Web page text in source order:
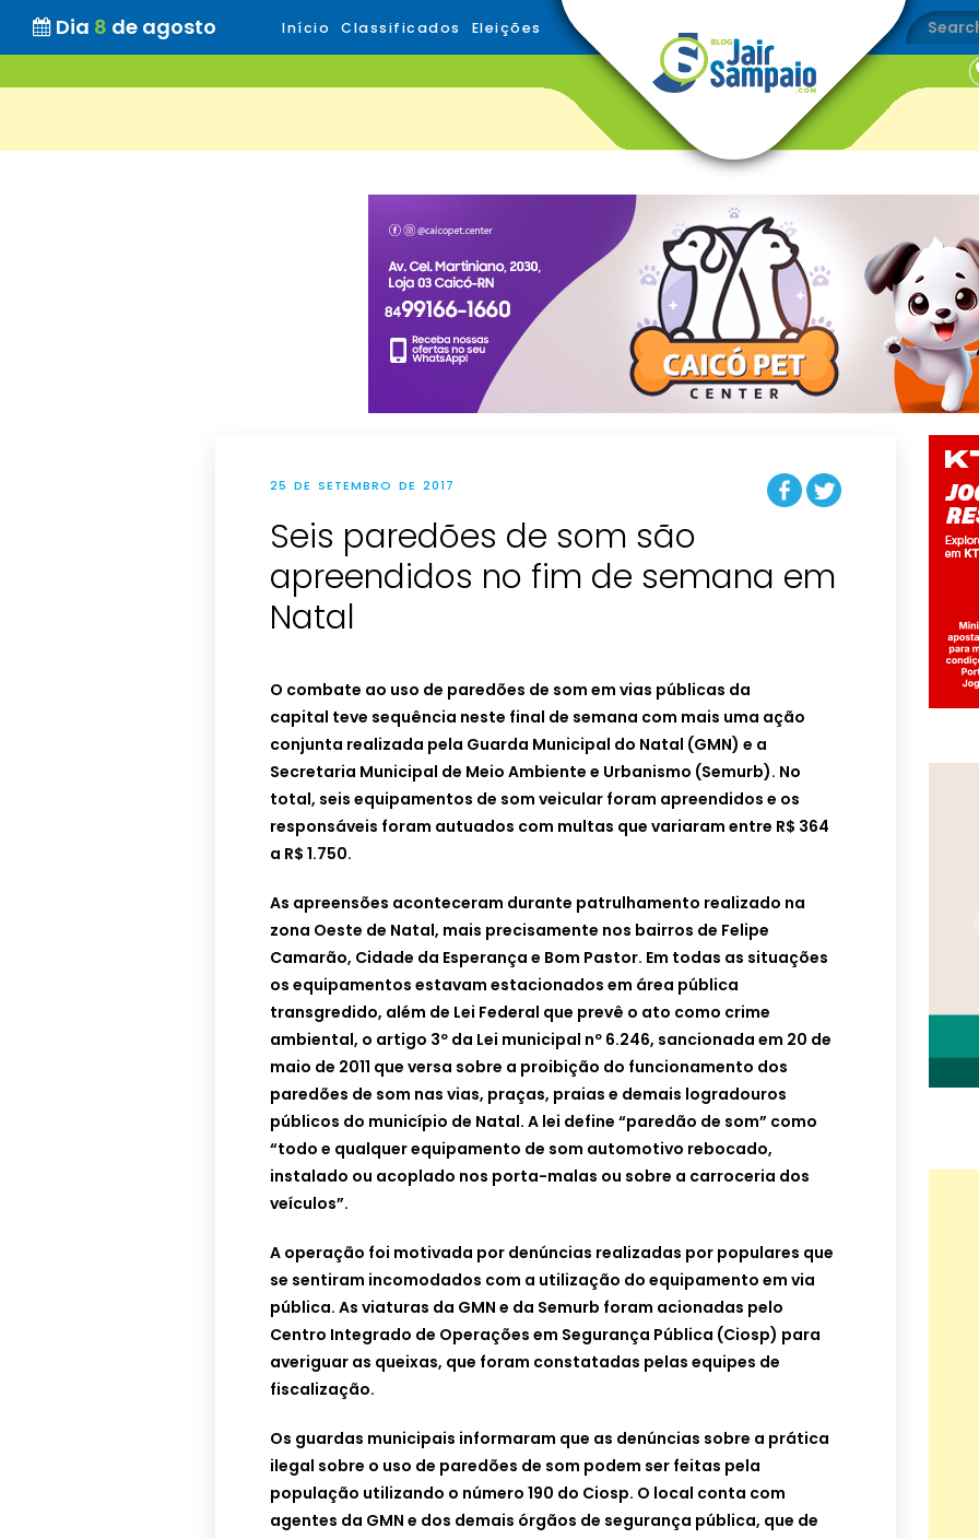
Dia 8 de agosto Início Classificados Eleições
25 DE SETEMBRO DE 2017
Seis paredões de som são
apreendidos no fim de semana em
Natal
O combate ao uso de paredões de som em vias públicas da
capital teve sequência neste final de semana com mais uma ação
conjunta realizada pela Guarda Municipal do Natal (GMN) e a
Secretaria Municipal de Meio Ambiente e Urbanismo (Semurb). No
total, seis equipamentos de som veicular foram apreendidos e os
responsáveis foram autuados com multas que variaram entre R$ 364
a R$ 1.750.
As apreensões aconteceram durante patrulhamento realizado na
zona Oeste de Natal, mais precisamente nos bairros de Felipe
Camarão, Cidade da Esperança e Bom Pastor. Em todas as situações
os equipamentos estavam estacionados em área pública
transgredido, além de Lei Federal que prevê o ato como crime
ambiental, o artigo 3º da Lei municipal nº 6.246, sancionada em 20 de
maio de 2011 que versa sobre a proibição do funcionamento dos
paredões de som nas vias, praças, praias e demais logradouros
públicos do município de Natal. A lei define “paredão de som” como
“todo e qualquer equipamento de som automotivo rebocado,
instalado ou acoplado nos porta-malas ou sobre a carroceria dos
veículos”.
A operação foi motivada por denúncias realizadas por populares que
se sentiram incomodados com a utilização do equipamento em via
pública. As viaturas da GMN e da Semurb foram acionadas pelo
Centro Integrado de Operações em Segurança Pública (Ciosp) para
averiguar as queixas, que foram constatadas pelas equipes de
fiscalização.
Os guardas municipais informaram que as denúncias sobre a prática
ilegal sobre o uso de paredões de som podem ser feitas pela
população utilizando o número 190 do Ciosp. O local conta com
agentes da GMN e dos demais órgãos de segurança pública, que de